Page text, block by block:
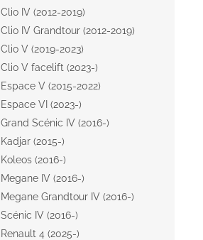
Clio IV (2012-2019)
Clio IV Grandtour (2012-2019)
Clio V (2019-2023)
Clio V facelift (2023-)
Espace V (2015-2022)
Espace VI (2023-)
Grand Scénic IV (2016-)
Kadjar (2015-)
Koleos (2016-)
Megane IV (2016-)
Megane Grandtour IV (2016-)
Scénic IV (2016-)
Renault 4 (2025-)